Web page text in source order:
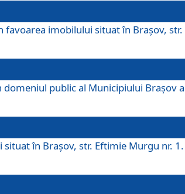
imobilului situat în Braşov, str.
public al Municipiului Braşov
în Braşov, str. Eftimie Murgu nr. 1.